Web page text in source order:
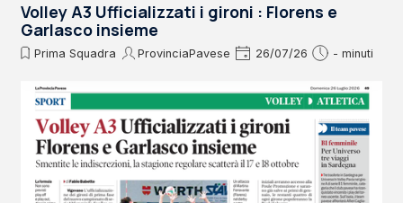
Volley A3 Ufficializzati i gironi : Florens e
Garlasco insieme
Prima Squadra ProvinciaPavese 26/07/26 - minuti